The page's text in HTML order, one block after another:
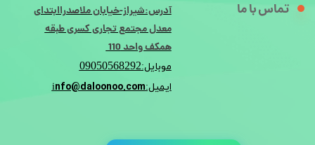
تماس با ما
آدرس:شیراز-خیابان ملاصدراابتدای
معدل مجتمع تجاری کسری طبقه
همکف واحد 110
موبایل:09050568292
ایمیل:info@daloonoo.com